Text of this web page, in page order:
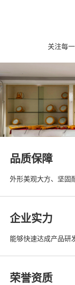
关注每
品质保障
外形美观大方、坚固
企业实力
能够快速达成产品研
荣誉资质